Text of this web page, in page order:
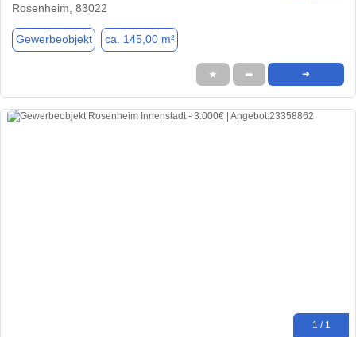
Rosenheim, 83022
Gewerbeobjekt ca. 145,00 m²
★ ➦ ➜
1 / 1